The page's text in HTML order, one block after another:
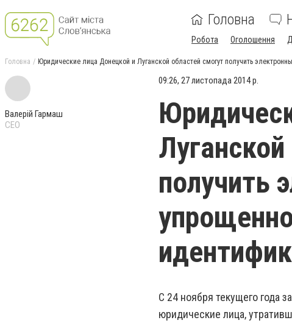
Головна
Робота Оголошення
Головна Юридические лица Донецкой и Луганской областей смогут получить
Валерій Гармаш
CEO
09:26, 27 листопада 2014 р.
получить
С 24 ноября текущего года
юридические лица,